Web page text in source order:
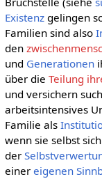
Existenzgelingen
Familien sind also
den
und Generationen
über die Teilung
und versichern
arbeitsintensives
Familie als
wenn sie selbst
der
einer eigenen